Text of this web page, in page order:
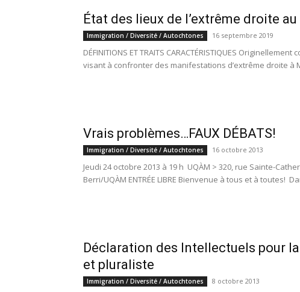
État des lieux de l’extrême droite au
Immigration / Diversité / Autochtones 16 septembre 2019
DÉFINITIONS ET TRAITS CARACTÉRISTIQUES
visant à confronter des manifestations d’extrême droite à
Vrais problèmes…FAUX DÉBATS!
Immigration / Diversité / Autochtones 16 octobre 2013
Jeudi 24 octobre 2013 à 19 h UQÀM > 320, rue Sainte-
Berri/UQÀM ENTRÉE LIBRE Bienvenue à tous et à toutes!
Déclaration des Intellectuels pour
et pluraliste
Immigration / Diversité / Autochtones 8 octobre 2013